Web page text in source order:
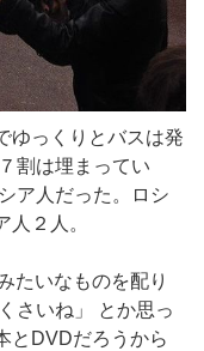
ゆっくりとバスは発
割は埋まってい
ア人だった。ロシ
２人。
たいなものを配り
さいね」 とか思っ
とDVDだろうから